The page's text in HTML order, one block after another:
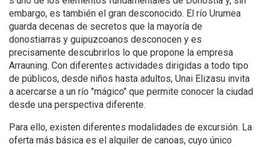
embargo, es también el gran desconocido. El río Urumea
guarda decenas de secretos que la mayoría de
donostiarras y guipuzcoanos desconocen y es
precisamente descubrirlos lo que propone la empresa
Arrauning. Con diferentes actividades dirigidas a todo tipo
de públicos, desde niños hasta adultos, Unai Elizasu invita
a acercarse a un río "mágico" que permite conocer la ciudad
desde una perspectiva diferente.
Para ello, existen diferentes modalidades de excursión. La
oferta más básica es el alquiler de canoas, cuyo único